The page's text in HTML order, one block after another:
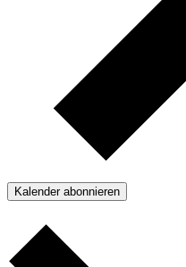
Kalender abonnieren